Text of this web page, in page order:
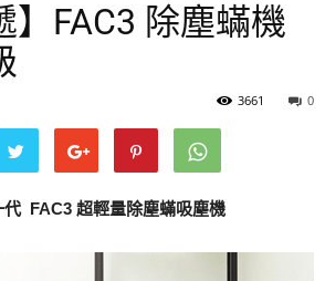
】FAC3 除塵蟎機
0
3661
FAC3 超輕量除塵蟎吸塵機